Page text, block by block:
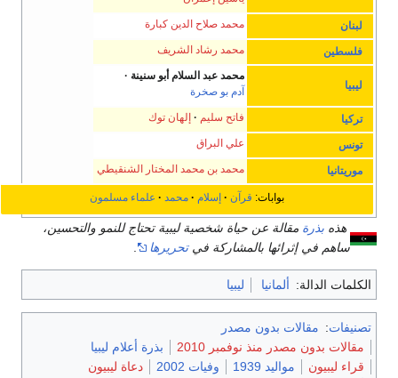
لبنان محمد صلاح الدين كبارة
فلسطين محمد رشاد الشريف
ليبيا
محمد عبد السلام أبو سنينة
آدم بو صخرة
تركيا فاتح سليم إلهان توك
تونس علي البراق
موريتانيا محمد بن محمد المختار الشنقيطي
بوابات: قرآن إسلام محمد علماء مسلمون
هذه بذرة مقالة عن حياة شخصية ليبية تحتاج للنمو والتحسين،
ساهم في إثرائها بالمشاركة فيتحريرها .
الكلمات الدالة: ألمانيا ليبيا
تصنيفات: مقالات بدون مصدر
مقالات بدون مصدر منذ نوفمبر 2010
بذرة أعلام ليبيا
قراء ليبيون
مواليد 1939 وفيات 2002
دعاة ليبيون